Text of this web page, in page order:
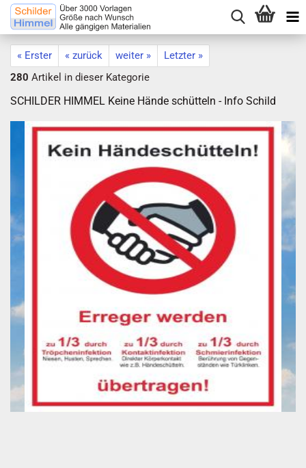
« Erster « zurück weiter »
Letzter »
280 Artikel in dieser Kategorie
SCHILDER HIMMEL Keine Hände schütteln - Info Schild